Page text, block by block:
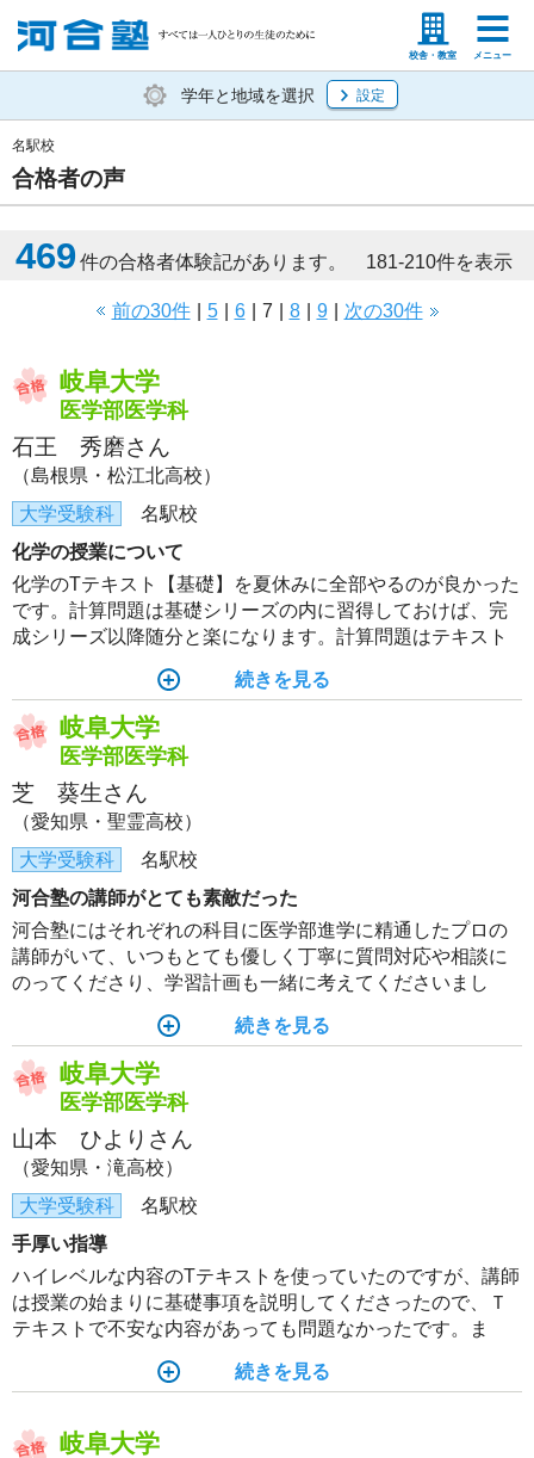
校舎・教室 メニュー
塾生の方 高等学校の先生
学年と地域を選択 設定
合格者の声
名駅校
469 件の合格者体験記があります。 181-210件を表示
前の30件 5 6 7 8 9 次の30件
岐阜大学
医学部医学科
石王 秀磨さん
（島根県・松江北高校）
大学受験科
名駅校
化学の授業について
化学のTテキスト【基礎】を夏休みに全部やるのが良かった
です。計算問題は基礎シリーズの内に習得しておけば、完
成シリーズ以降随分と楽になります。計算問題はテキスト
続きを見る
岐阜大学
医学部医学科
芝 葵生さん
（愛知県・聖霊高校）
大学受験科
名駅校
河合塾の講師がとても素敵だった
河合塾にはそれぞれの科目に医学部進学に精通したプロの
講師がいて、いつもとても優しく丁寧に質問対応や相談に
のってくださり、学習計画も一緒に考えてくださいまし
続きを見る
岐阜大学
医学部医学科
山本 ひよりさん
（愛知県・滝高校）
大学受験科
名駅校
手厚い指導
ハイレベルな内容のTテキストを使っていたのですが、講師
は授業の始まりに基礎事項を説明してくださったので、Ｔ
テキストで不安な内容があっても問題なかったです。ま
きるのも対面授業の利点だと思います。
続きを見る
岐阜大学